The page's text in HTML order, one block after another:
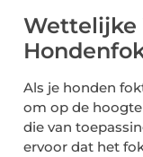
Wettelijke
Als je honden
om op de
die van
ervoor dat het